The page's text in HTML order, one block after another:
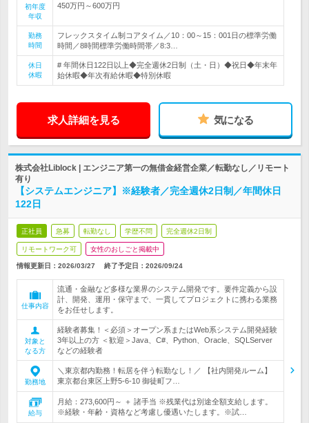
初年度
年収
450万円～600万円
勤務
時間
フレックスタイム制コアタイム／10：00～15：001日の標準労働
時間／8時間標準労働時間帯／8:3…
休日
休暇
# 年間休日122日以上◆完全週休2日制（土・日）◆祝日◆年末年
始休暇◆年次有給休暇◆特別休暇
求人詳細を見る 気になる
株式会社Liblock | エンジニア第一の無借金経営企業／転勤なし／リモート
有り
【システムエンジニア】※経験者／完全週休2日制／年間休日
122日
正社員 急募 転勤なし 学歴不問 完全週休2日制
リモートワーク可 女性のおしごと掲載中
情報更新日：2026/03/27 終了予定日： 2026/09/24
仕事内容
流通・金融など多様な業界のシステム開発です。要件定義から設
計、開発、運用・保守まで、一貫してプロジェクトに携わる業務
をお任せします。
対象と
なる方
経験者募集！＜必須＞オープン系またはWeb系システム開発経験
3年以上の方 ＜歓迎＞Java、C#、Python、Oracle、SQLServer
などの経験者
勤務地
＼東京都内勤務！転居を伴う転勤なし！／ 【社内開発ルーム】
東京都台東区上野5-6-10 御徒町フ…
給与
月給：273,600円～ ＋ 諸手当 ※残業代は別途全額支給します。
※経験・年齢・資格など考慮し優遇いたします。※試…